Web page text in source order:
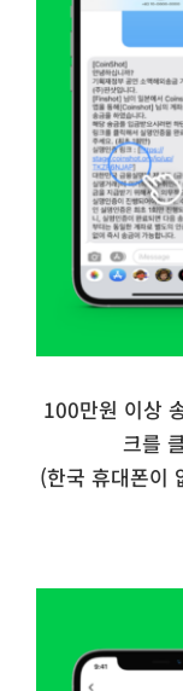
100만원 이상
크를
(한국 휴대폰이